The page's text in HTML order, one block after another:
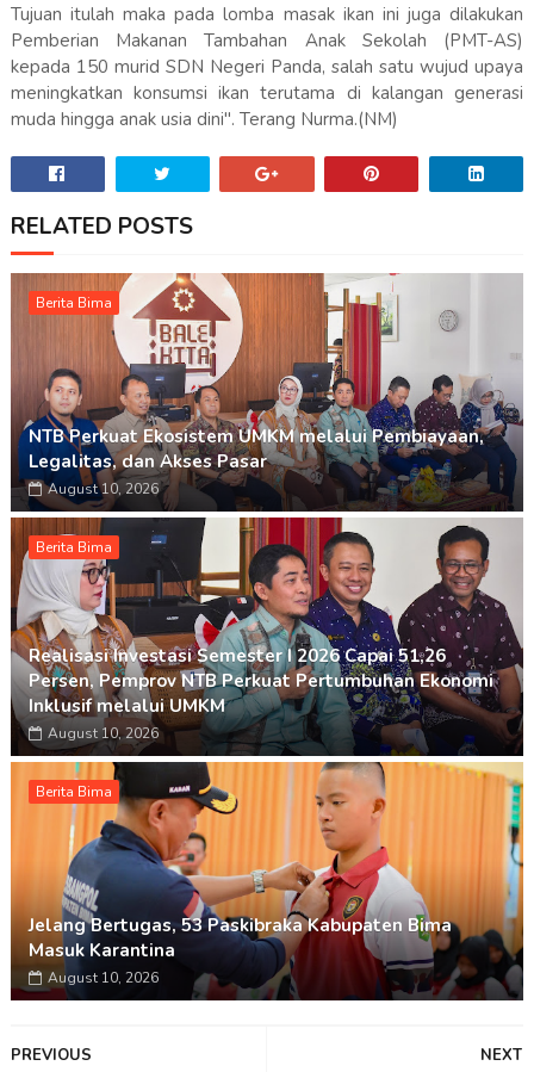
Tujuan itulah maka pada lomba masak ikan ini juga dilakukan
Pemberian Makanan Tambahan Anak Sekolah (PMT-AS)
kepada 150 murid SDN Negeri Panda, salah satu wujud upaya
meningkatkan konsumsi ikan terutama di kalangan generasi
muda hingga anak usia dini". Terang Nurma.(NM)
RELATED POSTS
Berita Bima
NTB Perkuat Ekosistem UMKM melalui Pembiayaan,
Legalitas, dan Akses Pasar
August 10, 2026
Berita Bima
Realisasi Investasi Semester I 2026 Capai 51,26
Persen, Pemprov NTB Perkuat Pertumbuhan Ekonomi
Inklusif melalui UMKM
August 10, 2026
Berita Bima
Jelang Bertugas, 53 Paskibraka Kabupaten Bima
Masuk Karantina
August 10, 2026
NEXT
PREVIOUS